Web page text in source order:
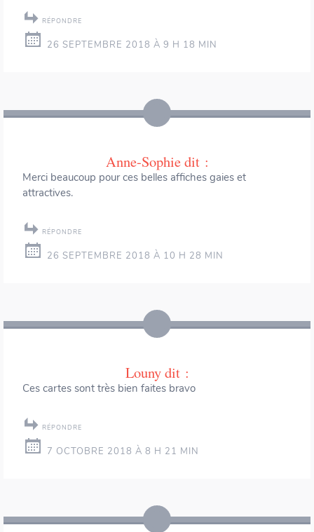
RÉPONDRE
26 SEPTEMBRE 2018 À 9 H 18 MIN
Anne-Sophiedit :
Merci beaucoup pour ces belles affiches gaies et
attractives.
RÉPONDRE
26 SEPTEMBRE 2018 À 10 H 28 MIN
Lounydit :
Ces cartes sont très bien faites bravo
RÉPONDRE
7 OCTOBRE 2018 À 8 H 21 MIN